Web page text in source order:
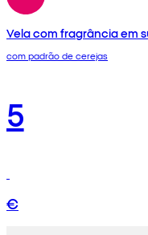
Vela com fragrância em
com padrão de cerejas
5
€